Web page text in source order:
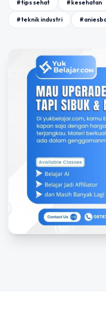
#tips sehat #kesehatan
#teknik industri